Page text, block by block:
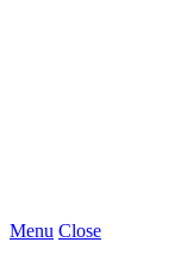
Menu Close